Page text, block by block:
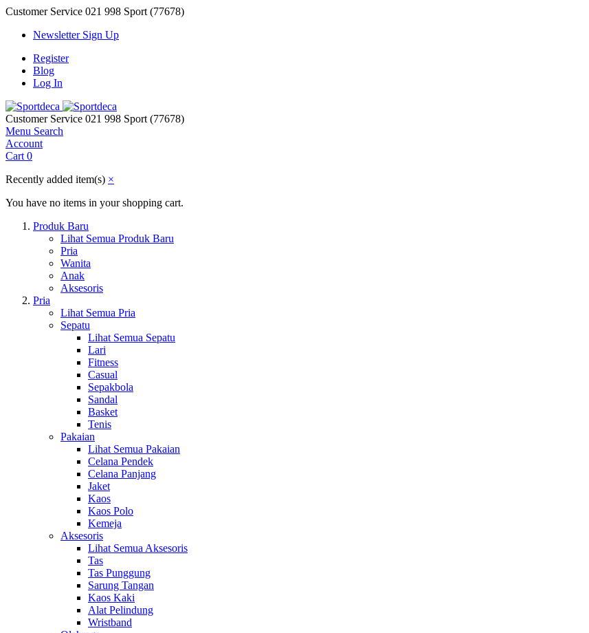
Customer Service 021 998 Sport (77678)
Newsletter Sign Up
Register
Blog
Log In
Customer Service 021 998 Sport (77678)
Menu Search
Account
Cart 0
Recently added item(s) ×
You have no items in your shopping cart.
Produk Baru
Lihat Semua Produk Baru
Pria
Wanita
Anak
Aksesoris
Pria
Lihat Semua Pria
Sepatu
Lihat Semua Sepatu
Lari
Fitness
Casual
Sepakbola
Sandal
Basket
Tenis
Pakaian
Lihat Semua Pakaian
Celana Pendek
Celana Panjang
Jaket
Kaos
Kaos Polo
Kemeja
Aksesoris
Lihat Semua Aksesoris
Tas
Tas Punggung
Sarung Tangan
Kaos Kaki
Alat Pelindung
Wristband